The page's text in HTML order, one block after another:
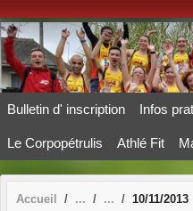
Bulletin d' inscription Infos
Le Corpopétrulis Athlé Fit
Accueil 10/11/